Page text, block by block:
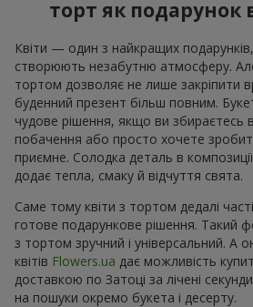
торт як подарунок
Квіти — один з найкращих
створюють незабутню атмосферу. Але
тортом дозволяє не лише закріпити
буденний презент більш повним.
чудове рішення, якщо ви збираєтесь
побачення або просто хочете
приємне. Солодка деталь в
додає тепла, смаку й відчуття свята.
Саме тому квіти з тортом дедалі
готове подарункове рішення. Такий
з тортом зручний і універсальний. А
квітів Flowers.ua дає можливість
доставкою по Затоці за лічені
на пошуки окремо букета і десерту.